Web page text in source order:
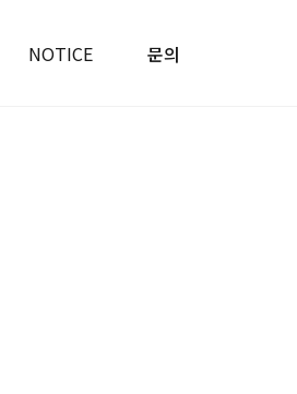
NOTICE 문의